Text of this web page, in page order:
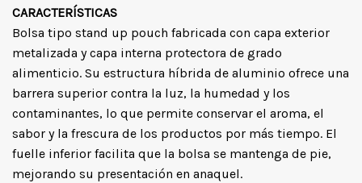
CARACTERÍSTICAS
Bolsa tipo stand up pouch fabricada con capa exterior
metalizada y capa interna protectora de grado
alimenticio. Su estructura híbrida de aluminio ofrece una
barrera superior contra la luz, la humedad y los
contaminantes, lo que permite conservar el aroma, el
sabor y la frescura de los productos por más tiempo. El
fuelle inferior facilita que la bolsa se mantenga de pie,
mejorando su presentación en anaquel.